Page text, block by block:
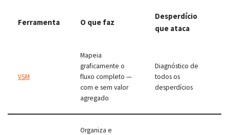
Ferramenta O que faz
Desperdício
que ataca
VSM
Mapeia
graficamente o
fluxo completo —
com e sem valor
agregado
Diagnóstico de
todos os
desperdícios
Organiza e